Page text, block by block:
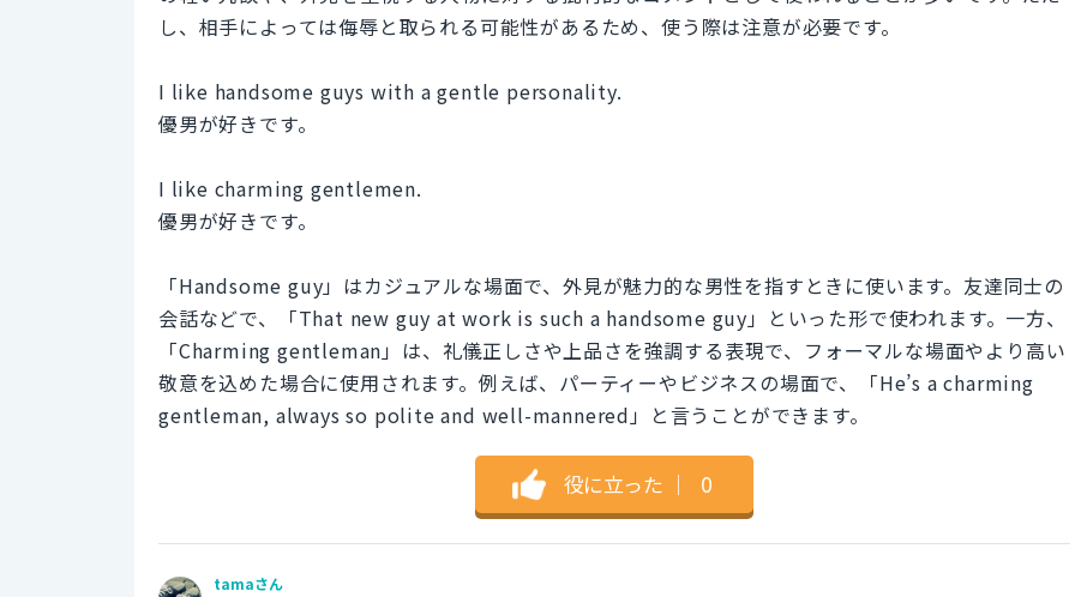
し、相手によっては侮辱と取られる可能性があるため、使う際は注意が必要です。
I like handsome guys with a gentle personality.
優男が好きです。
I like charming gentlemen.
優男が好きです。
「Handsome guy」はカジュアルな場面で、外見が魅力的な男性を指すときに使います。友達同士の
会話などで、「That new guy at work is such a handsome guy」といった形で使われます。一方、
「Charming gentleman」は、礼儀正しさや上品さを強調する表現で、フォーマルな場面やより高い
敬意を込めた場合に使用されます。例えば、パーティーやビジネスの場面で、「He’s a charming
gentleman, always so polite and well-mannered」と言うことができます。
役に立った ｜ 0
tamaさん